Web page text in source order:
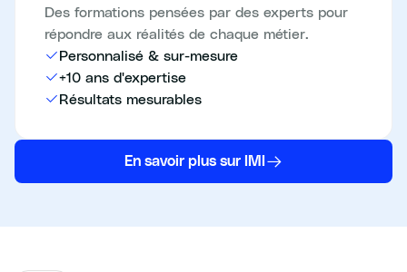
Des formations pensées par des experts pour
répondre aux réalités de chaque métier.
Personnalisé & sur-mesure
+10 ans d'expertise
Résultats mesurables
En savoir plus sur IMI